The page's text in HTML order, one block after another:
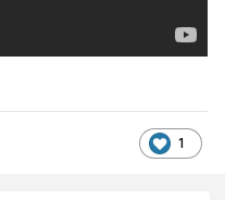
1